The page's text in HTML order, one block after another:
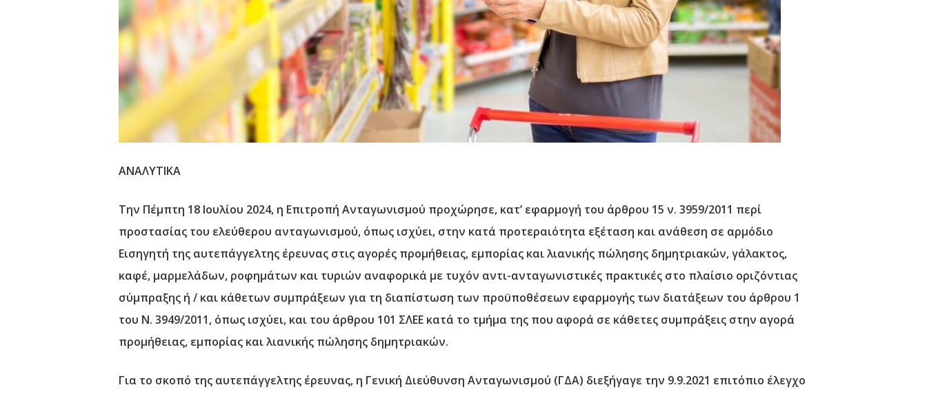
ΑΝΑΛΥΤΙΚΑ
Την Πέμπτη 18 Ιουλίου 2024, η Επιτροπή Ανταγωνισμού προχώρησε, κατ’ εφαρμογή του άρθρου 15 ν. 3959/2011 περί
προστασίας του ελεύθερου ανταγωνισμού, όπως ισχύει, στην κατά προτεραιότητα εξέταση και ανάθεση σε αρμόδιο
Εισηγητή της αυτεπάγγελτης έρευνας στις αγορές προμήθειας, εμπορίας και λιανικής πώλησης δημητριακών, γάλακτος,
καφέ, μαρμελάδων, ροφημάτων και τυριών αναφορικά με τυχόν αντι-ανταγωνιστικές πρακτικές στο πλαίσιο οριζόντιας
σύμπραξης ή / και κάθετων συμπράξεων για τη διαπίστωση των προϋποθέσεων εφαρμογής των διατάξεων του άρθρου 1
του Ν. 3949/2011, όπως ισχύει, και του άρθρου 101 ΣΛΕΕ κατά το τμήμα της που αφορά σε κάθετες συμπράξεις στην αγορά
προμήθειας, εμπορίας και λιανικής πώλησης δημητριακών.
Για το σκοπό της αυτεπάγγελτης έρευνας, η Γενική Διεύθυνση Ανταγωνισμού (ΓΔΑ) διεξήγαγε την 9.9.2021 επιτόπιο έλεγχο